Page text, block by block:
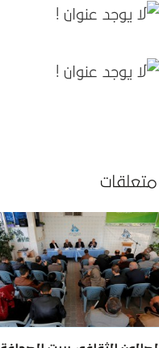
متعلقات